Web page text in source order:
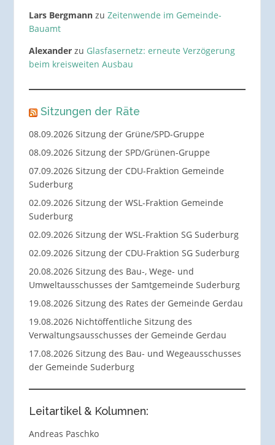
Lars Bergmannzu Zeitenwende im Gemeinde-
Bauamt
Alexanderzu Glasfasernetz: erneute Verzögerung
beim kreisweiten Ausbau
Sitzungen der Räte
08.09.2026 Sitzung der Grüne/SPD-Gruppe
08.09.2026 Sitzung der SPD/Grünen-Gruppe
07.09.2026 Sitzung der CDU-Fraktion Gemeinde
Suderburg
02.09.2026 Sitzung der WSL-Fraktion Gemeinde
Suderburg
02.09.2026 Sitzung der WSL-Fraktion SG Suderburg
02.09.2026 Sitzung der CDU-Fraktion SG Suderburg
20.08.2026 Sitzung des Bau-, Wege- und
Umweltausschusses der Samtgemeinde Suderburg
19.08.2026 Sitzung des Rates der Gemeinde Gerdau
19.08.2026 Nichtöffentliche Sitzung des
Verwaltungsausschusses der Gemeinde Gerdau
17.08.2026 Sitzung des Bau- und Wegeausschusses
der Gemeinde Suderburg
Leitartikel & Kolumnen:
Andreas Paschko